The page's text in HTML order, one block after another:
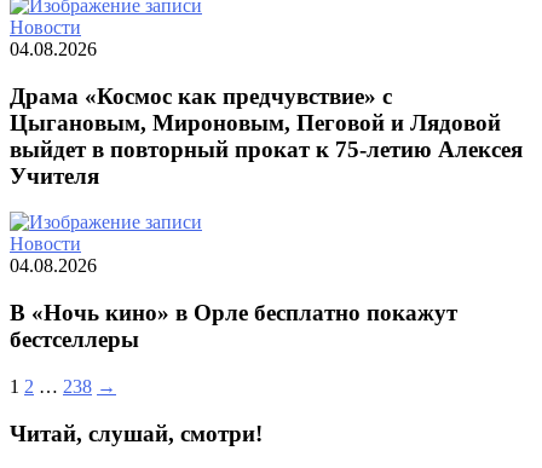
Новости
04.08.2026
Драма «Космос как предчувствие» с
Цыгановым, Мироновым, Пеговой и Лядовой
выйдет в повторный прокат к 75-летию Алексея
Учителя
Новости
04.08.2026
В «Ночь кино» в Орле бесплатно покажут
бестселлеры
1 2 … 238 →
Читай, слушай, смотри!